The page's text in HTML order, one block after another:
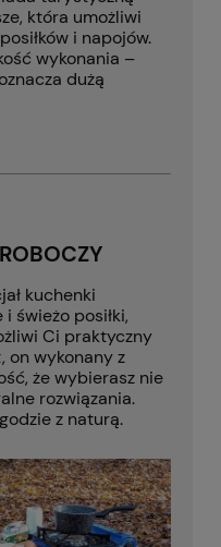
która umożliwi
i napojów.
wykonania –
dużą
kuchenki
świeżo posiłki,
Ci praktyczny
on wykonany z
że wybierasz nie
rozwiązania.
z naturą.